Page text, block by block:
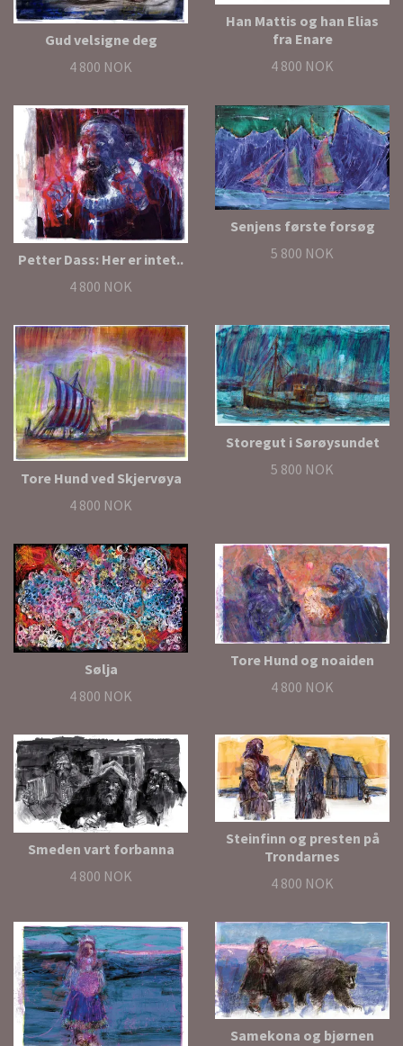
Gud velsigne deg
4 800 NOK
Han Mattis og han Elias
fra Enare
4 800 NOK
Petter Dass: Her er intet..
4 800 NOK
Senjens første forsøg
5 800 NOK
Tore Hund ved Skjervøya
4 800 NOK
Storegut i Sørøysundet
5 800 NOK
Sølja
4 800 NOK
Tore Hund og noaiden
4 800 NOK
Smeden vart forbanna
4 800 NOK
Steinfinn og presten på
Trondarnes
4 800 NOK
Samekona og bjørnen